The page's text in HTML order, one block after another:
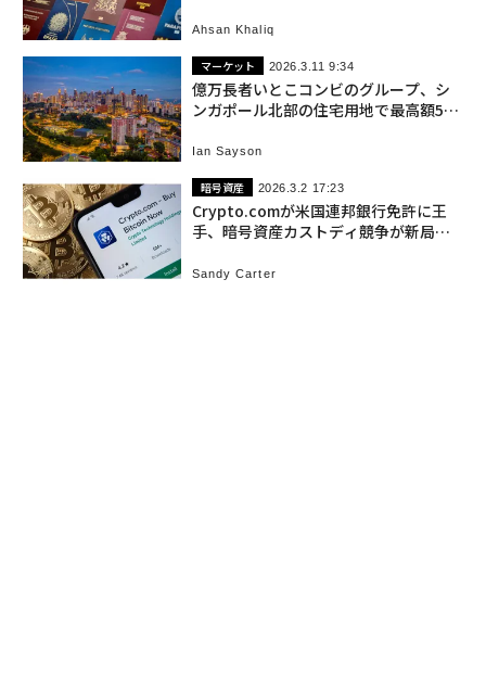
Ahsan Khaliq
マーケット 2026.3.11 9:34
億万長者いとこコンビのグループ、シ
ンガポール北部の住宅用地で最高額5億
Ian Sayson
暗号資産 2026.3.2 17:23
Crypto.comが米国連邦銀行免許に王
手、暗号資産カストディ競争が新局面
Sandy Carter